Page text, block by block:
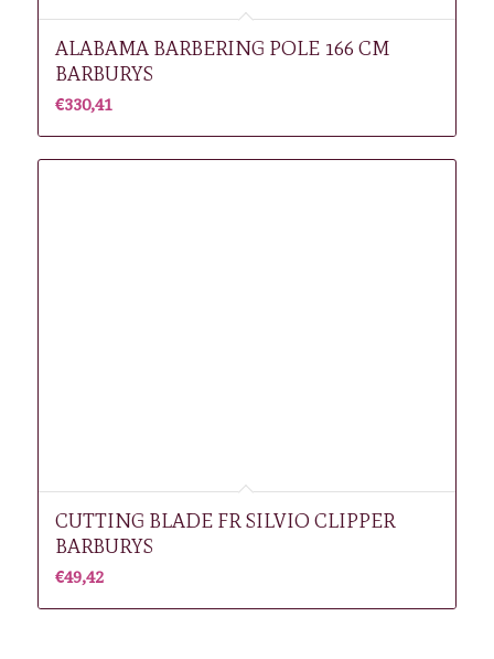
ALABAMA BARBERING POLE 166 CM
BARBURYS
€330,41
CUTTING BLADE FR SILVIO CLIPPER
BARBURYS
€49,42